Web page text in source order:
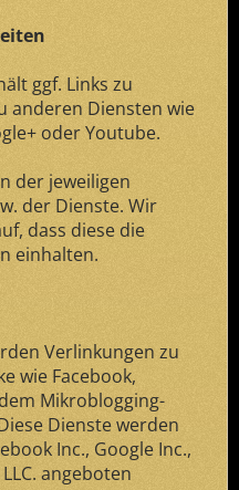
ggf. Links zu
anderen Diensten wie
oder Youtube.
der jeweiligen
der Dienste. Wir
dass diese die
einhalten.
Verlinkungen zu
wie Facebook,
Mikroblogging-
Dienste werden
Inc., Google Inc.,
angeboten